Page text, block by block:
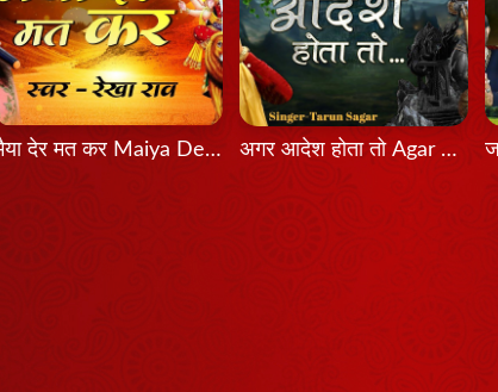
मैया देर मत कर Maiya Der Mat Kar अगर आदेश होता तो Agar Aadesh Hota To